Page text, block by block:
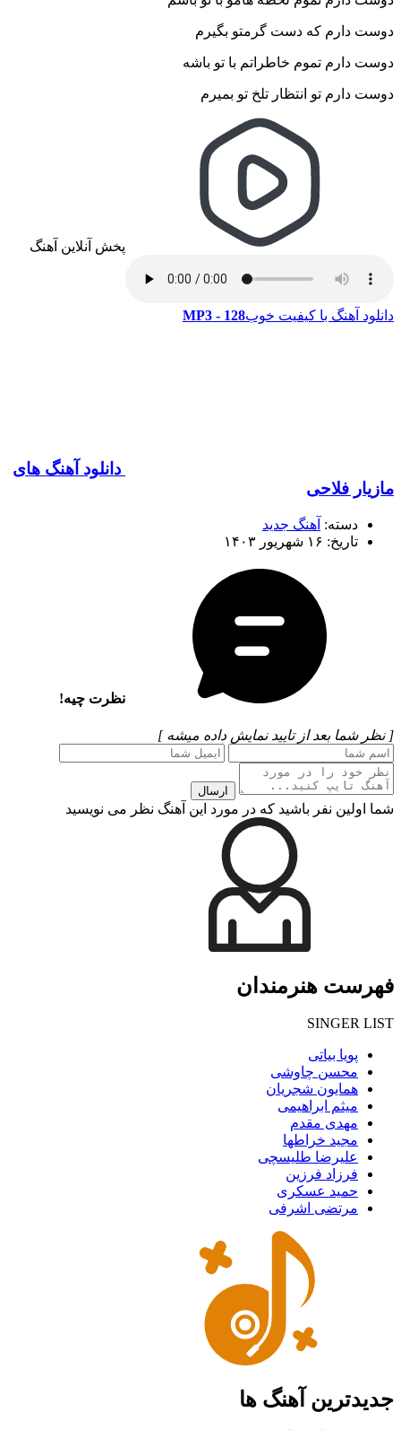
دوست دارم که دست گرمتو بگیرم
دوست دارم تموم خاطراتم با تو باشه
دوست دارم تو انتظار تلخ تو بمیرم
پخش آنلاین آهنگ
دانلود آهنگ با کیفیت خوب128 - MP3
دانلود آهنگ های
مازیار فلاحی
دسته: آهنگ جدید
تاریخ: ۱۶ شهریور ۱۴۰۳
نظرت چیه!
[ نظر شما بعد از تایید نمایش داده میشه ]
ارسال
شما اولین نفر باشید که در مورد این آهنگ نظر می نویسید
فهرست هنرمندان
SINGER LIST
پویا بیاتی
محسن چاوشی
همایون شجریان
میثم ابراهیمی
مهدی مقدم
مجید خراطها
علیرضا طلیسچی
فرزاد فرزین
حمید عسکری
مرتضی اشرفی
جدیدترین آهنگ ها